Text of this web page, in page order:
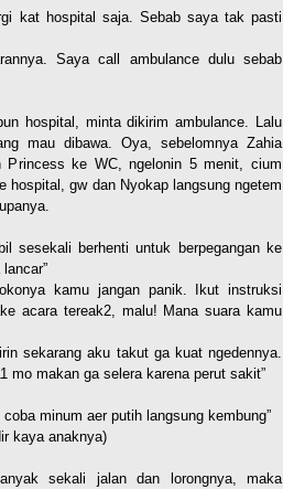
kat hospital saja. Sebab saya tak pasti
Saya call ambulance dulu sebab
hospital, minta dikirim ambulance. Lalu
mau dibawa. Oya, sebelomnya Zahia
Princess ke WC, ngelonin 5 menit, cium
gw dan Nyokap langsung ngetem
sesekali berhenti untuk berpegangan ke
kamu jangan panik. Ikut instruksi
acara tereak2, malu! Mana suara kamu
sekarang aku takut ga kuat ngedennya.
mo makan ga selera karena perut sakit”
minum aer putih langsung kembung”
kaya anaknya)
sekali jalan dan lorongnya, maka